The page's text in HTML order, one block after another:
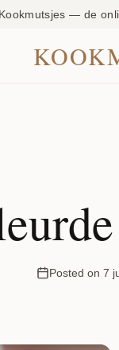
— de
Posted on 7